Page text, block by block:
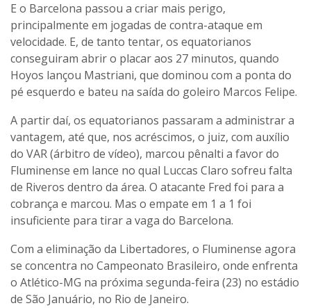
E o Barcelona passou a criar mais perigo,
principalmente em jogadas de contra-ataque em
velocidade. E, de tanto tentar, os equatorianos
conseguiram abrir o placar aos 27 minutos, quando
Hoyos lançou Mastriani, que dominou com a ponta do
pé esquerdo e bateu na saída do goleiro Marcos Felipe.
A partir daí, os equatorianos passaram a administrar a
vantagem, até que, nos acréscimos, o juiz, com auxílio
do VAR (árbitro de vídeo), marcou pênalti a favor do
Fluminense em lance no qual Luccas Claro sofreu falta
de Riveros dentro da área. O atacante Fred foi para a
cobrança e marcou. Mas o empate em 1 a 1 foi
insuficiente para tirar a vaga do Barcelona.
Com a eliminação da Libertadores, o Fluminense agora
se concentra no Campeonato Brasileiro, onde enfrenta
o Atlético-MG na próxima segunda-feira (23) no estádio
de São Januário, no Rio de Janeiro.